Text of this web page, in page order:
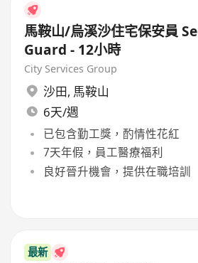
馬鞍山/烏溪沙住宅保安員
Guard - 12小時
City Services Group
沙田, 馬鞍山
6天/週
已包含勤工獎，酌情性花紅
7天年假，員工醫療福利
良好晉升機會，提供在職培訓
最新